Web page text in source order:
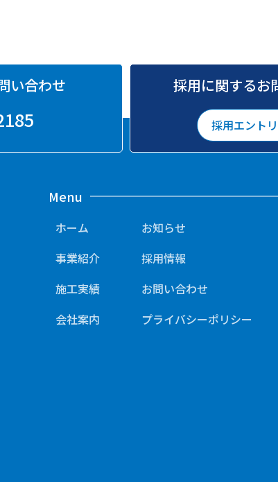
い合わせ 採用に関するお
採用エント
Menu
ホーム
事業紹介
施工実績
会社案内
お知らせ
採用情報
お問い合わせ
プライバシーポリシー